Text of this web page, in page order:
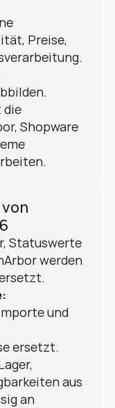
Preise,
die
Shopware
Statuswerte
werden
und
ersetzt.
aus
an